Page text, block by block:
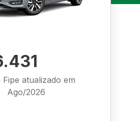
Fipe atualizado em
Ago/2026